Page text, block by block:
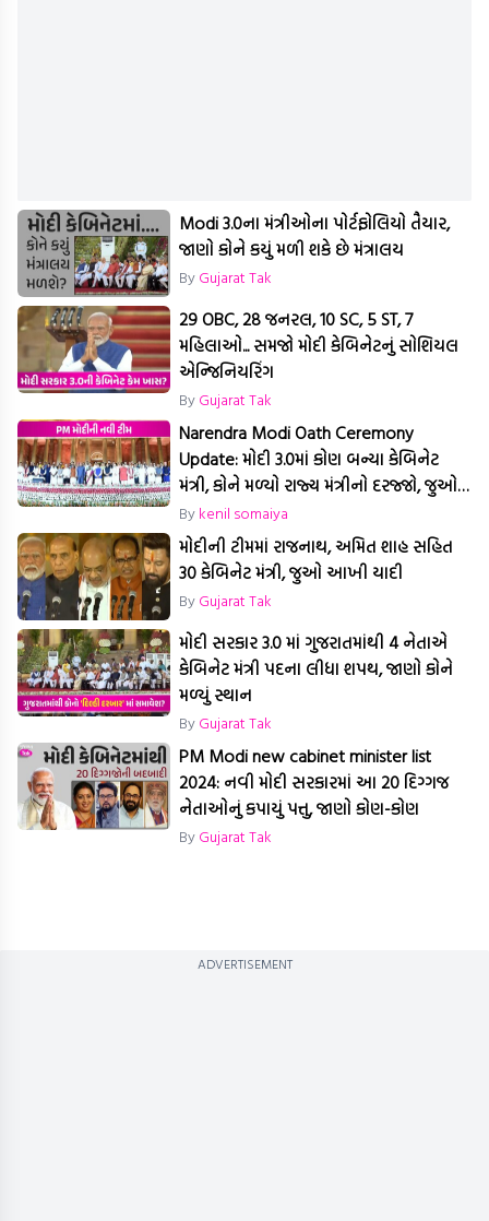
Modi 3.0ના મંત્રીઓના પોર્ટફોલિયો તૈયાર,
જાણો કોને કયું મળી શકે છે મંત્રાલય
ByGujarat Tak
29 OBC, 28 જનરલ, 10 SC, 5 ST, 7
મહિલાઓ... સમજો મોદી કેબિનેટનું સોશિયલ
એન્જિનિયરિંગ
ByGujarat Tak
Narendra Modi Oath Ceremony
Update: મોદી 3.0માં કોણ બન્યા કેબિનેટ
મંત્રી, કોને મળ્યો રાજ્ય મંત્રીનો દરજ્જો, જુઓ
યાદી
Bykenil somaiya
મોદીની ટીમમાં રાજનાથ, અમિત શાહ સહિત
30 કેબિનેટ મંત્રી, જુઓ આખી યાદી
ByGujarat Tak
મોદી સરકાર 3.0 માં ગુજરાતમાંથી 4 નેતાએ
કેબિનેટ મંત્રી પદના લીધા શપથ, જાણો કોને
મળ્યું સ્થાન
ByGujarat Tak
PM Modi new cabinet minister list
2024: નવી મોદી સરકારમાં આ 20 દિગ્ગજ
નેતાઓનું કપાયું પત્તુ, જાણો કોણ-કોણ
ByGujarat Tak
ADVERTISEMENT